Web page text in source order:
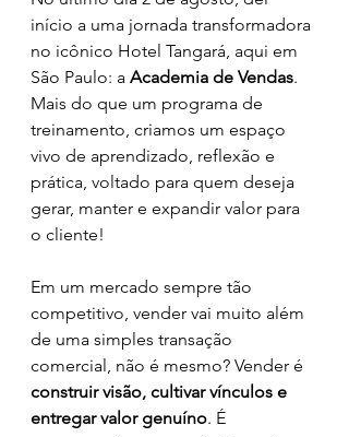
início a uma jornada transformadora
no icônico Hotel Tangará, aqui em
São Paulo: a Academia de Vendas.
Mais do que um programa de
treinamento, criamos um espaço
vivo de aprendizado, reflexão e
prática, voltado para quem deseja
gerar, manter e expandir valor para
o cliente!
Em um mercado sempre tão
competitivo, vender vai muito além
de uma simples transação
comercial, não é mesmo? Vender é
construir visão, cultivar vínculos e
entregar valor genuíno. É